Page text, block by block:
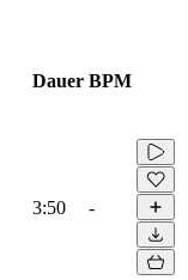
Dauer BPM
3:50 -